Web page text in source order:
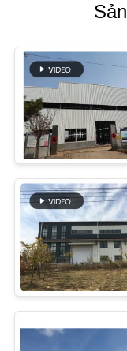
LIÊN
HỆ
VỚI
CHÚNG
TÔI
TIN
TỨC
CÁC
TRƯỜNG
HỢP